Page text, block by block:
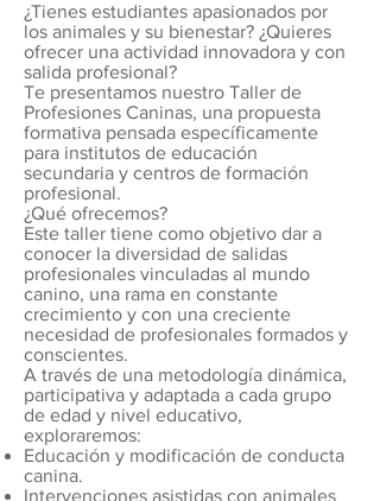
¿Tienes estudiantes apasionados por
los animales y su bienestar? ¿Quieres
ofrecer una actividad innovadora y con
salida profesional?
Te presentamos nuestro Taller de
Profesiones Caninas, una propuesta
formativa pensada específicamente
para institutos de educación
secundaria y centros de formación
profesional.
¿Qué ofrecemos?
Este taller tiene como objetivo dar a
conocer la diversidad de salidas
profesionales vinculadas al mundo
canino, una rama en constante
crecimiento y con una creciente
necesidad de profesionales formados y
conscientes.
A través de una metodología dinámica,
participativa y adaptada a cada grupo
de edad y nivel educativo,
exploraremos:
Educación y modificación de conducta
canina.
Intervenciones asistidas con animales